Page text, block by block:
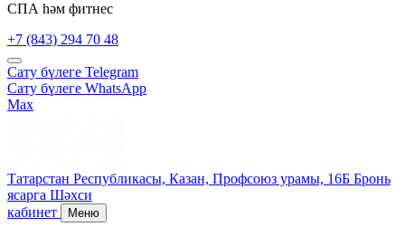
СПА һәм фитнес
+7 (843) 294 70 48
Сату бүлеге Telegram
Сату бүлеге WhatsApp
Max
Татарстан Республикасы, Казан, Профсоюз урамы, 16Б Бронь
ясарга Шәхси
кабинет
Меню